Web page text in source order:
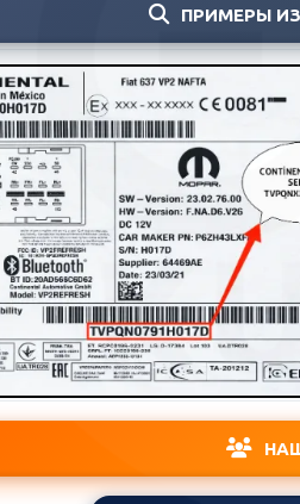
ПРИМЕРЫ